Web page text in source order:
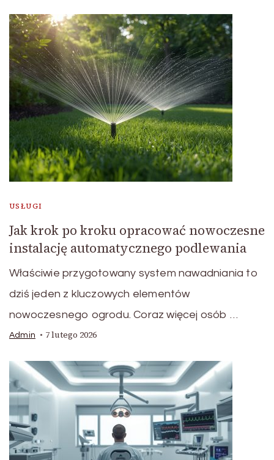
USŁUGI
Jak krok po kroku opracować nowoczesne
instalację automatycznego podlewania
Właściwie przygotowany system nawadniania to
dziś jeden z kluczowych elementów
nowoczesnego ogrodu. Coraz więcej osób …
Admin 7 lutego 2026